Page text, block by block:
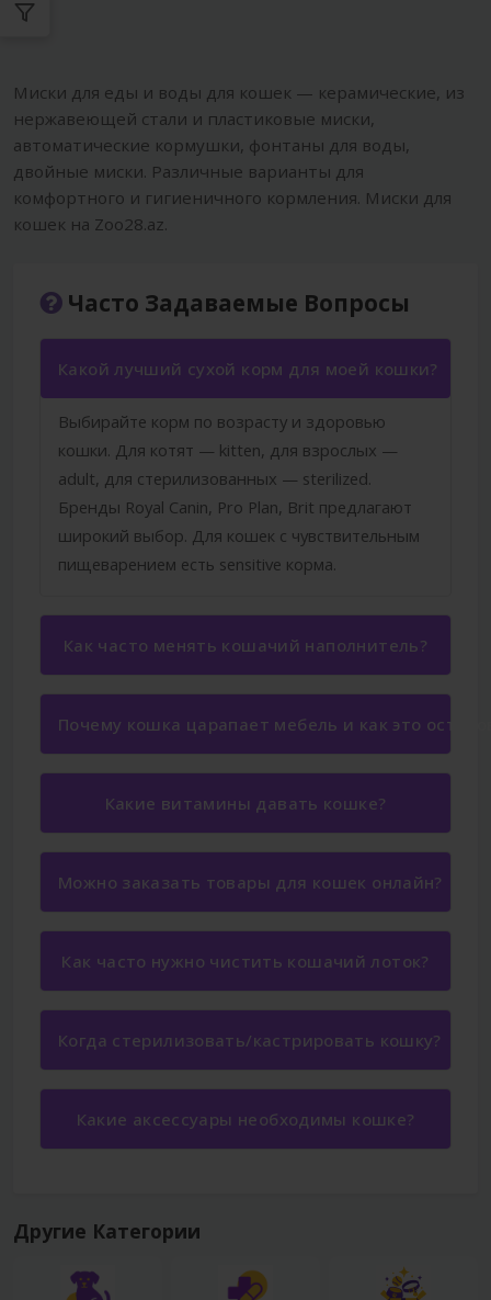
Миски для еды и воды для кошек — керамические, из
нержавеющей стали и пластиковые миски,
автоматические кормушки, фонтаны для воды,
двойные миски. Различные варианты для
комфортного и гигиеничного кормления. Миски для
кошек на Zoo28.az.
Часто Задаваемые Вопросы
Какой лучший сухой корм для моей кошки?
Выбирайте корм по возрасту и здоровью
кошки. Для котят — kitten, для взрослых —
adult, для стерилизованных — sterilized.
Бренды Royal Canin, Pro Plan, Brit предлагают
широкий выбор. Для кошек с чувствительным
пищеварением есть sensitive корма.
Как часто менять кошачий наполнитель?
Почему кошка царапает мебель и как это
Какие витамины давать кошке?
Можно заказать товары для кошек онлайн?
Как часто нужно чистить кошачий лоток?
Когда стерилизовать/кастрировать кошку?
Какие аксессуары необходимы кошке?
Другие Категории